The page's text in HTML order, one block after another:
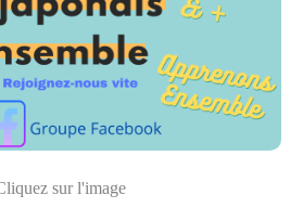
sur l'image